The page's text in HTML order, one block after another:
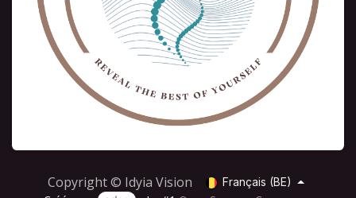
Copyright © Idyia Vision Français (BE)